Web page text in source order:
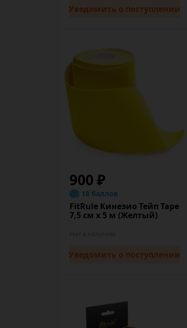
Уведомить о поступлении
900 ₽
18 баллов
FitRule Кинезио Тейп Tape
7,5 cм х 5 м (Желтый)
Уведомить о поступлении